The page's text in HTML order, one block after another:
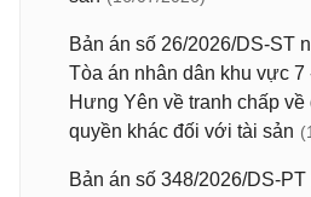
Bản án số 26/2026/DS-ST
Tòa án nhân dân khu vực 7
Hưng Yên về tranh chấp
quyền khác đối với tài sản
Bản án số 348/2026/DS-